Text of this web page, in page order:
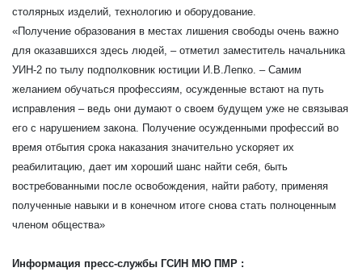
столярных изделий, технологию и оборудование.
«Получение образования в местах лишения свободы очень важно
для оказавшихся здесь людей, – отметил заместитель начальника
УИН-2 по тылу подполковник юстиции И.В.Лепко. – Самим
желанием обучаться профессиям, осужденные встают на путь
исправления – ведь они думают о своем будущем уже не связывая
его с нарушением закона. Получение осужденными профессий во
время отбытия срока наказания значительно ускоряет их
реабилитацию, дает им хороший шанс найти себя, быть
востребованными после освобождения, найти работу, применяя
полученные навыки и в конечном итоге снова стать полноценным
членом общества»
Информация пресс-службы ГСИН МЮ ПМР :